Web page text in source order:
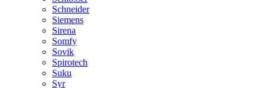
Schneider
Siemens
Sirena
Somfy
Sovik
Spirotech
Suku
Syr